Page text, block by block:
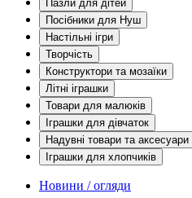
Пазли для дітей
Посібники для Нуш
Настільні ігри
Творчість
Конструктори та мозаїки
Літні іграшки
Товари для малюків
Іграшки для дівчаток
Надувні товари та аксесуари
Іграшки для хлопчиків
Новини / огляди